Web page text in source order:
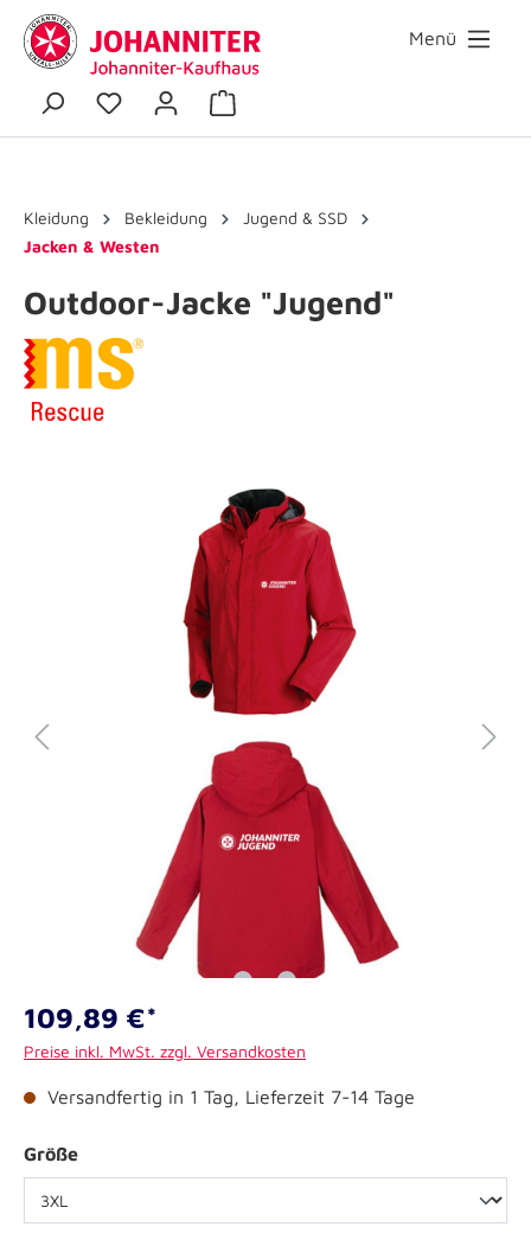
Menü
Kleidung Bekleidung
Jugend & SSD
Jacken & Westen
Outdoor-Jacke "Jugend"
109,89 €*
Preise inkl. MwSt. zzgl. Versandkosten
Versandfertig in 1 Tag, Lieferzeit 7-14 Tage
Größe